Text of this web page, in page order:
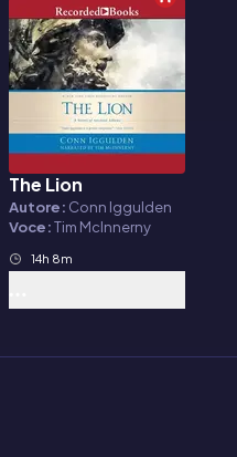
Audiolibro
The Lion
Autore: Conn Iggulden
Voce:Tim McInnerny
14h 8m